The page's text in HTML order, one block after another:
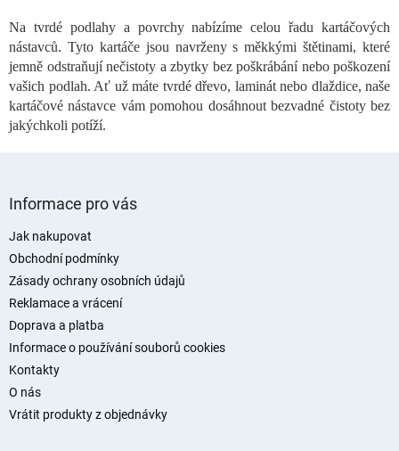
r
v
k
y
v
ý
Na tvrdé podlahy a povrchy nabízíme celou řadu kartáčových
nástavců. Tyto kartáče jsou navrženy s měkkými štětinami, které
jemně odstraňují nečistoty a zbytky bez poškrábání nebo poškození
vašich podlah. Ať už máte tvrdé dřevo, laminát nebo dlaždice, naše
kartáčové nástavce vám pomohou dosáhnout bezvadné čistoty bez
jakýchkoli potíží.
Informace pro vás
Jak nakupovat
Obchodní podmínky
Zásady ochrany osobních údajů
Reklamace a vrácení
Doprava a platba
Informace o používání souborů cookies
Kontakty
O nás
Vrátit produkty z objednávky